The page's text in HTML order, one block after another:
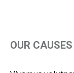
OUR CAUSES